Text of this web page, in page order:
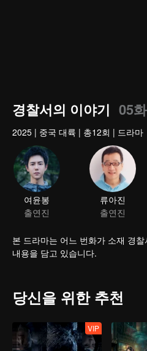
경찰서의 이야기 05화
2025 | 중국 대륙 | 총12회 | 드라마
여윤봉
출연진
류아진
출연진
본 드라마는 어느 번화가 소재 경
내용을 담고 있습니다.
당신을 위한 추천
VIP